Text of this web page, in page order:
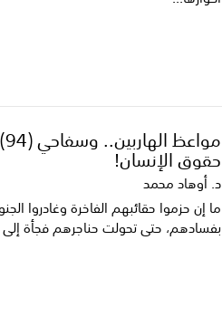
حقوق الإنسان!
د. أوهاد محمد
ما إن حزموا حقائبهم الفاخرة وغادروا
بفسادهم، حتى تحولت حناجرهم فجأة إلى